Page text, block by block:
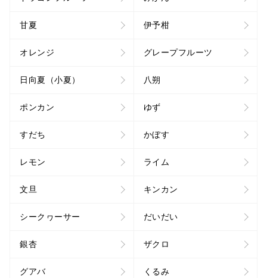
甘夏 伊予柑
オレンジ グレープフルーツ
日向夏（小夏） 八朔
ポンカン ゆず
すだち かぼす
レモン ライム
文旦 キンカン
シークヮーサー だいだい
銀杏 ザクロ
グアバ くるみ